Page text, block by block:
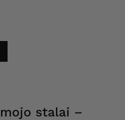
stalai –